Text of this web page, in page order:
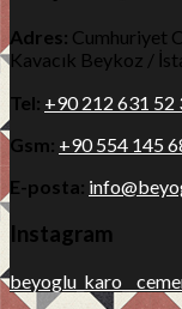
Adres: Cumhuriyet
Kavacık Beykoz /
Tel: +90 212 631 52
Gsm: +90 554 145
E-posta:
Instagram